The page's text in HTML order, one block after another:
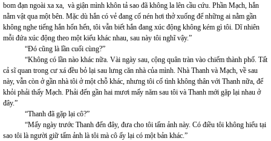
bom đạn ngoài xa xa, và giận mình khôn tả sao đã không la lên cầu cứu. Phần Mạch, hắn
nằm vật qua một bên. Mặc dù hắn có vẻ đang cố nén hơi thở xuống để những ai nằm gần
không nghe tiếng hắn hổn hển, tôi vẫn biết hắn đang xúc động không kém gì tôi. Dĩ nhiên
mỗi đứa xúc động theo một kiểu khác nhau, sau này tôi nghĩ vậy.”
“Đó cũng là lần cuối cùng?”
“Không có lần nào khác nữa. Vài ngày sau, cộng quân tràn vào chiếm thành phố. Tất
cả sĩ quan trong cư xá đều bỏ lại sau lưng căn nhà của mình. Nhà Thanh và Mạch, về sau
này, vẫn còn ở gần nhà tôi ở một chỗ khác, nhưng tôi cố tình không thân với Thanh nữa, để
khỏi phải thấy Mạch. Phải đến gần hai mươi mấy năm sau tôi và Thanh mới gặp lại nhau ở
đây.”
“Thanh đã gặp lại cô?”
“Mấy ngày trước Thanh đến đây, đưa cho tôi tấm ảnh này. Có điều tôi không hiểu tại
sao tôi là người giữ tấm ảnh là tôi mà cô ấy lại có một bản khác.”